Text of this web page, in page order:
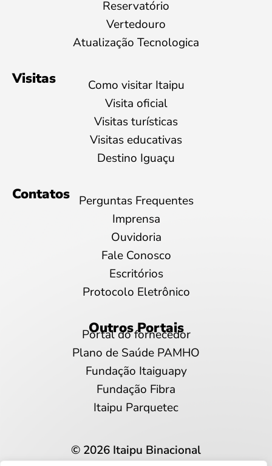
Reservatório
Vertedouro
Atualização Tecnologica
Visitas
Como visitar Itaipu
Visita oficial
Visitas turísticas
Visitas educativas
Destino Iguaçu
Contatos
Perguntas Frequentes
Imprensa
Ouvidoria
Fale Conosco
Escritórios
Protocolo Eletrônico
Outros Portais
Portal do fornecedor
Plano de Saúde PAMHO
Fundação Itaiguapy
Fundação Fibra
Itaipu Parquetec
© 2026 Itaipu Binacional